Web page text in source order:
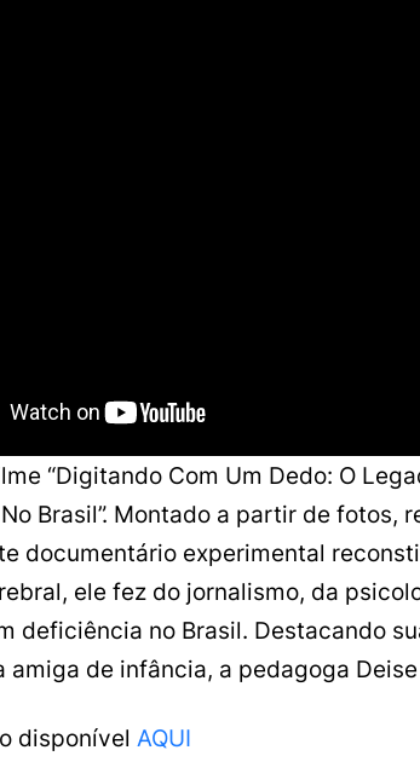
“Digitando Com Um Dedo: O
Brasil”. Montado a partir de
documentário experimental
ele fez do jornalismo, da
deficiência no Brasil. Destacando
amiga de infância, a pedagoga
disponível AQUI